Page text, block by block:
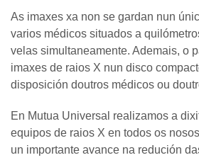
As imaxes xa non se gardan nun
varios médicos situados a
velas simultaneamente. Ademais, o
imaxes de raios X nun disco
disposición doutros médicos ou
En Mutua Universal realizamos a
equipos de raios X en todos os
un importante avance na redución